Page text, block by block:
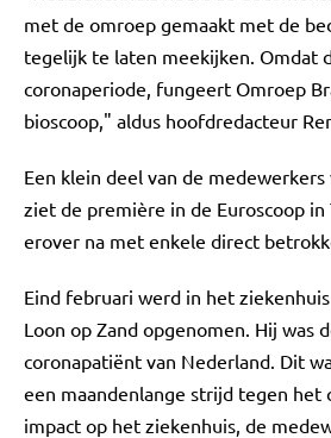
met de omroep gemaakt met de
tegelijk te laten meekijken. Omdat
coronaperiode, fungeert Omroep
bioscoop," aldus hoofdredacteur
Een klein deel van de
ziet de première in de Euroscoop
erover na met enkele direct
Eind februari werd in het
Loon op Zand opgenomen. Hij was
coronapatiënt van Nederland. Dit
een maandenlange strijd tegen het
impact op het ziekenhuis, de